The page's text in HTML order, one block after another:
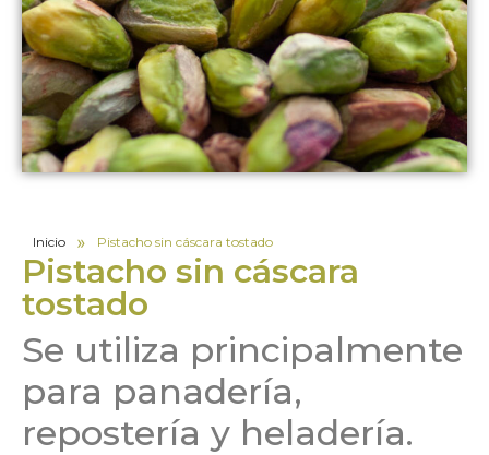
Inicio » Pistacho sin cáscara tostado
Pistacho sin cáscara
tostado
Se utiliza principalmente
para panadería,
repostería y heladería.